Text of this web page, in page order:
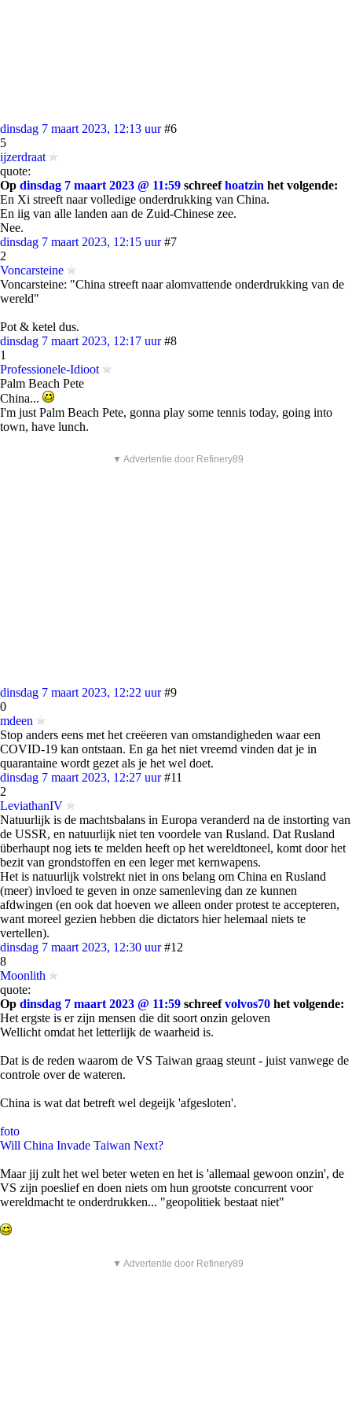
dinsdag 7 maart 2023, 12:13 uur #6
5
ijzerdraat
quote:
Op dinsdag 7 maart 2023 @ 11:59 schreefhoatzin het volgende:
En Xi streeft naar volledige onderdrukking van China.
En iig van alle landen aan de Zuid-Chinese zee.
Nee.
dinsdag 7 maart 2023, 12:15 uur #7
2
Voncarsteine
Voncarsteine: "China streeft naar alomvattende onderdrukking van de
wereld"
Pot & ketel dus.
dinsdag 7 maart 2023, 12:17 uur #8
1
Professionele-Idioot
Palm Beach Pete
China...
I'm just Palm Beach Pete, gonna play some tennis today, going into
town, have lunch.
▼ Advertentie door Refinery89
dinsdag 7 maart 2023, 12:22 uur #9
0
mdeen
Stop anders eens met het creëeren van omstandigheden waar een
COVID-19 kan ontstaan. En ga het niet vreemd vinden dat je in
quarantaine wordt gezet als je het wel doet.
dinsdag 7 maart 2023, 12:27 uur #11
2
LeviathanIV
Natuurlijk is de machtsbalans in Europa veranderd na de instorting van
de USSR, en natuurlijk niet ten voordele van Rusland. Dat Rusland
überhaupt nog iets te melden heeft op het wereldtoneel, komt door het
bezit van grondstoffen en een leger met kernwapens.
Het is natuurlijk volstrekt niet in ons belang om China en Rusland
(meer) invloed te geven in onze samenleving dan ze kunnen
afdwingen (en ook dat hoeven we alleen onder protest te accepteren,
want moreel gezien hebben die dictators hier helemaal niets te
vertellen).
dinsdag 7 maart 2023, 12:30 uur #12
8
Moonlith
quote:
Op dinsdag 7 maart 2023 @ 11:59 schreefvolvos70 het volgende:
Het ergste is er zijn mensen die dit soort onzin geloven
Wellicht omdat het letterlijk de waarheid is.
Dat is de reden waarom de VS Taiwan graag steunt - juist vanwege de
controle over de wateren.
China is wat dat betreft wel degeijk 'afgesloten'.
foto
Will China Invade Taiwan Next?
Maar jij zult het wel beter weten en het is 'allemaal gewoon onzin', de
VS zijn poeslief en doen niets om hun grootste concurrent voor
wereldmacht te onderdrukken... "geopolitiek bestaat niet"
▼ Advertentie door Refinery89